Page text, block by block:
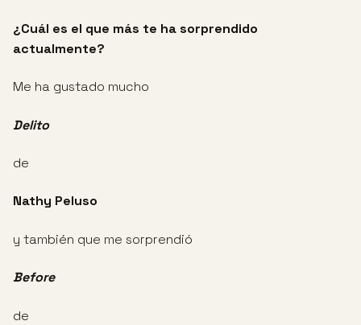
¿Cuál es el que más te ha sorprendido
actualmente?
Me ha gustado mucho
Delito
de
Nathy Peluso
y también que me sorprendió
Before
de